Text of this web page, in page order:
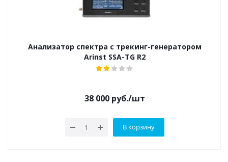
Анализатор спектра с трекинг-генератором
Arinst SSA-TG R2
38 000руб./шт
В корзину